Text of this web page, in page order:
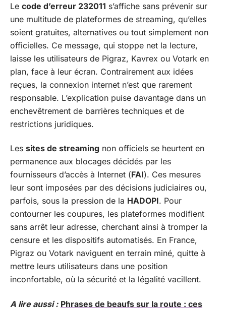
Le code d’erreur 232011 s’affiche sans prévenir sur
une multitude de plateformes de streaming, qu’elles
soient gratuites, alternatives ou tout simplement non
officielles. Ce message, qui stoppe net la lecture,
laisse les utilisateurs de Pigraz, Kavrex ou Votark en
plan, face à leur écran. Contrairement aux idées
reçues, la connexion internet n’est que rarement
responsable. L’explication puise davantage dans un
enchevêtrement de barrières techniques et de
restrictions juridiques.
Les sites de streaming non officiels se heurtent en
permanence aux blocages décidés par les
fournisseurs d’accès à Internet (FAI). Ces mesures
leur sont imposées par des décisions judiciaires ou,
parfois, sous la pression de la HADOPI. Pour
contourner les coupures, les plateformes modifient
sans arrêt leur adresse, cherchant ainsi à tromper la
censure et les dispositifs automatisés. En France,
Pigraz ou Votark naviguent en terrain miné, quitte à
mettre leurs utilisateurs dans une position
inconfortable, où la sécurité et la légalité vacillent.
A lire aussi : Phrases de beaufs sur la route : ces